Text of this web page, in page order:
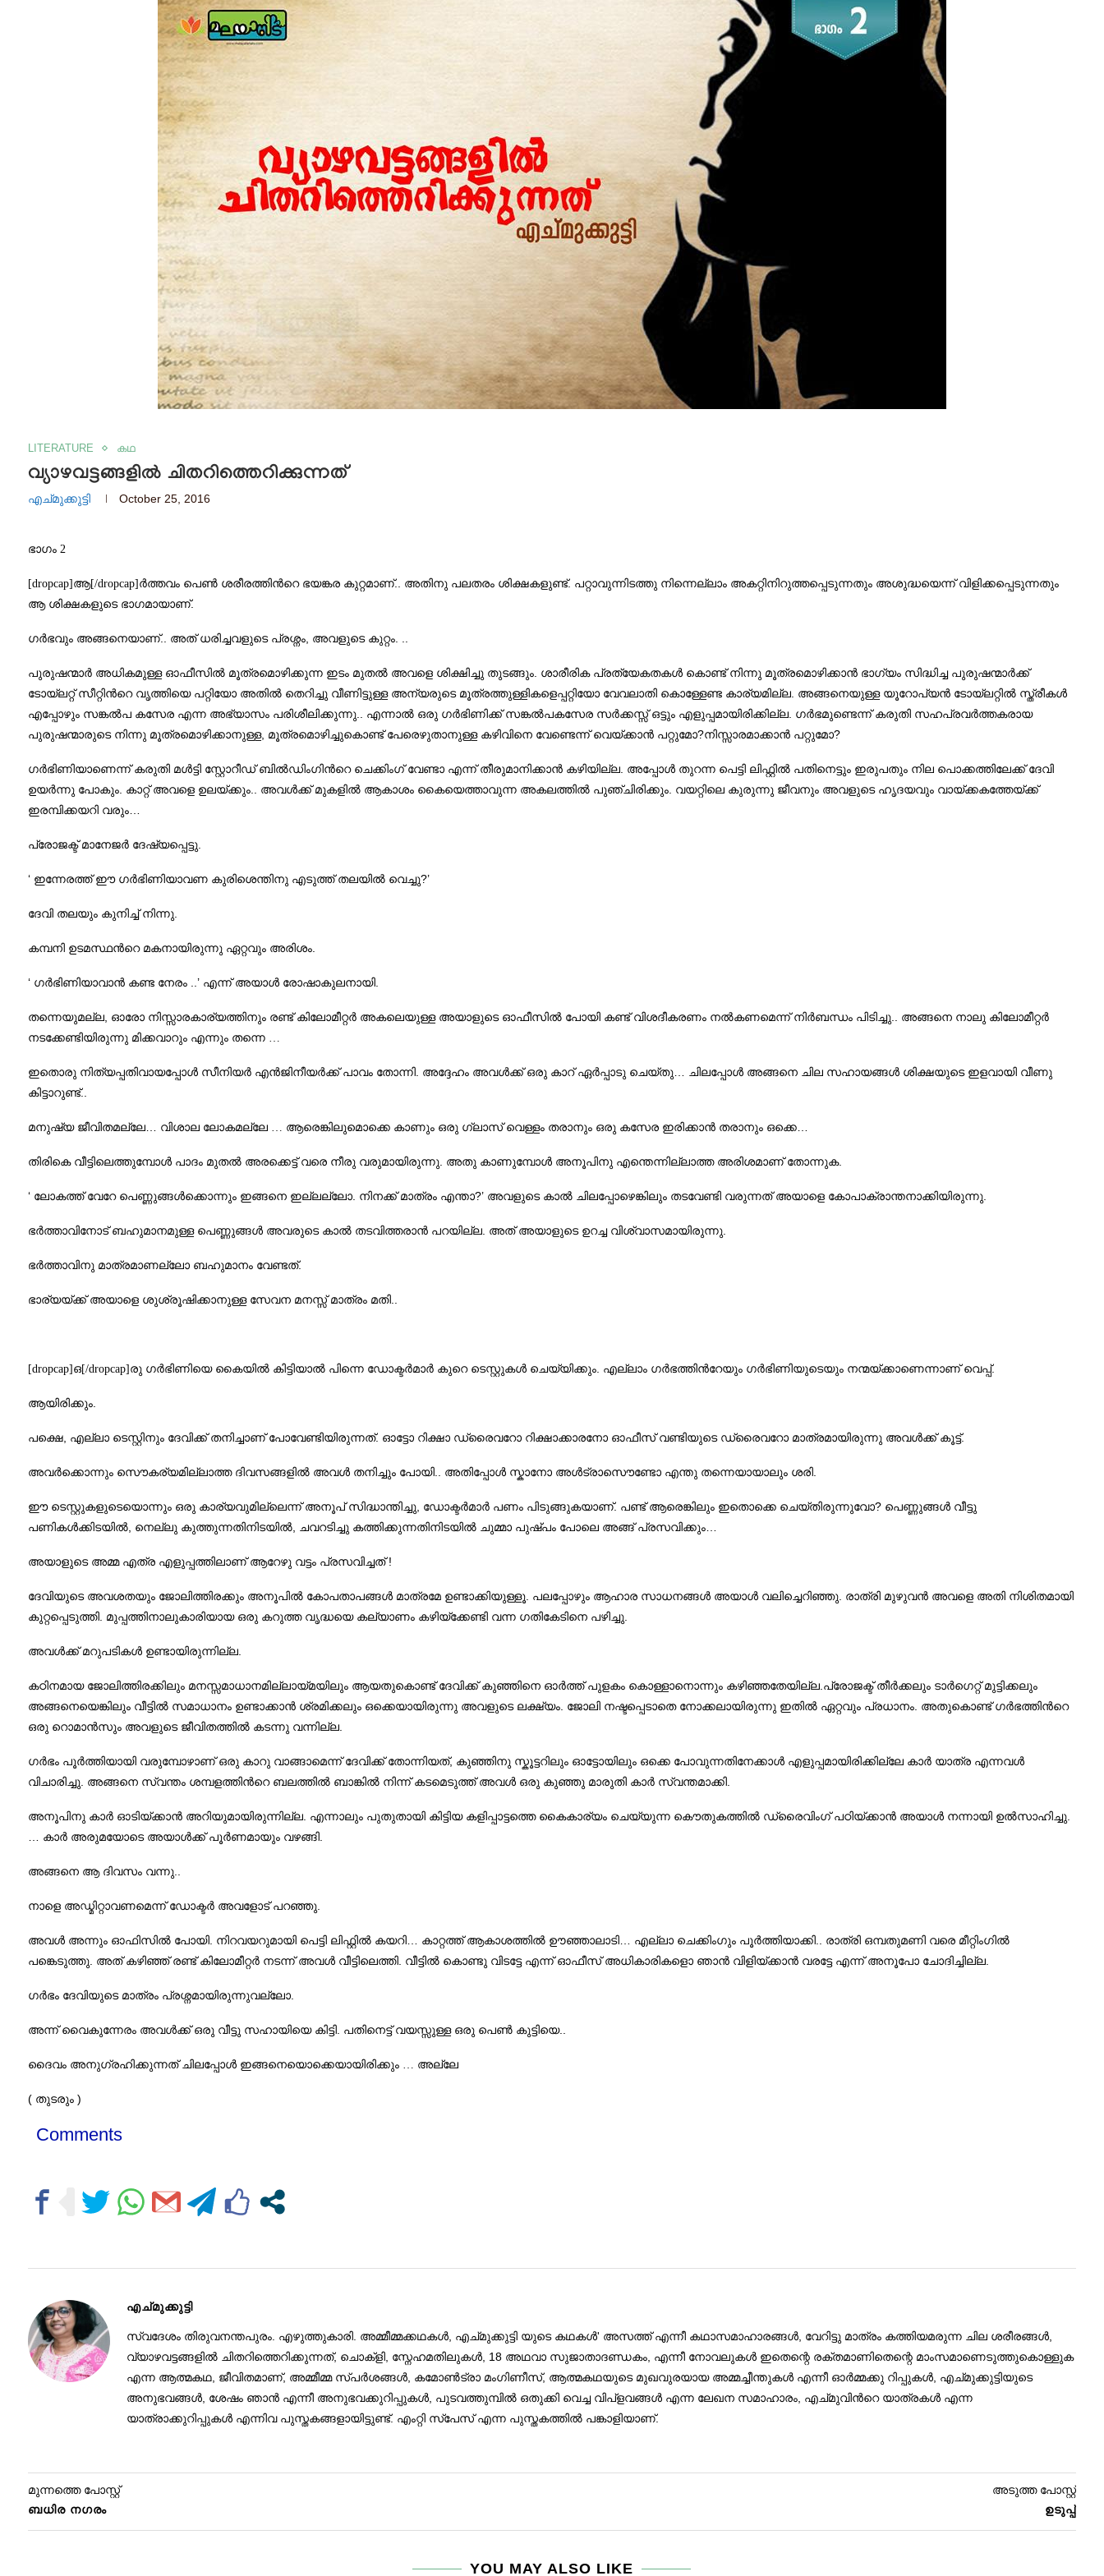
LITERATURE കഥ
വ്യാഴവട്ടങ്ങളില്‍ ചിതറിത്തെറിക്കുന്നത്
എച്മുക്കുട്ടി October 25, 2016
ഭാഗം 2
[dropcap]ആ[/dropcap]ര്‍ത്തവം പെണ്‍ ശരീരത്തിന്‍റെ ഭയങ്കര കുറ്റമാണ്.. അതിനു പലതരം ശിക്ഷകളുണ്ട്. പറ്റാവുന്നിടത്തു നിന്നെല്ലാം അകറ്റിനിറുത്തപ്പെടുന്നതും അശുദ്ധയെന്ന് വിളിക്കപ്പെടുന്നതും
ആ ശിക്ഷകളുടെ ഭാഗമായാണ്.
ഗര്‍ഭവും അങ്ങനെയാണ്.. അത് ധരിച്ചവളുടെ പ്രശ്നം, അവളുടെ കുറ്റം. ..
പുരുഷന്മാര്‍ അധികമുള്ള ഓഫീസില്‍ മൂത്രമൊഴിക്കുന്ന ഇടം മുതല്‍ അവളെ ശിക്ഷിച്ചു തുടങ്ങും. ശാരീരിക പ്രത്യേകതകള്‍ കൊണ്ട് നിന്നു മൂത്രമൊഴിക്കാന്‍ ഭാഗ്യം സിദ്ധിച്ച പുരുഷന്മാര്‍ക്ക്
ടോയ്ലറ്റ് സീറ്റിന്‍റെ വൃത്തിയെ പറ്റിയോ അതില്‍ തെറിച്ചു വീണിട്ടുള്ള അന്യരുടെ മൂത്രത്തുള്ളികളെപ്പറ്റിയോ വേവലാതി കൊള്ളേണ്ട കാര്യമില്ല. അങ്ങനെയുള്ള യൂറോപ്യന്‍ ടോയ്ലറ്റില്‍ സ്ത്രീകള്‍
എപ്പോഴും സങ്കല്‍പ കസേര എന്ന അഭ്യാസം പരിശീലിക്കുന്നു.. എന്നാല്‍ ഒരു ഗര്‍ഭിണിക്ക് സങ്കല്‍പകസേര സര്‍ക്കസ്സ് ഒട്ടും എളുപ്പമായിരിക്കില്ല. ഗര്‍ഭമുണ്ടെന്ന് കരുതി സഹപ്രവര്‍ത്തകരായ
പുരുഷന്മാരുടെ നിന്നു മൂത്രമൊഴിക്കാനുള്ള, മൂത്രമൊഴിച്ചുകൊണ്ട് പേരെഴുതാനുള്ള കഴിവിനെ വേണ്ടെന്ന് വെയ്ക്കാന്‍ പറ്റുമോ?നിസ്സാരമാക്കാന്‍ പറ്റുമോ?
ഗര്‍ഭിണിയാണെന്ന് കരുതി മള്‍ട്ടി സ്റ്റോറീഡ് ബില്‍ഡിംഗിന്‍റെ ചെക്കിംഗ് വേണ്ടാ എന്ന് തീരുമാനിക്കാന്‍ കഴിയില്ല. അപ്പോള്‍ തുറന്ന പെട്ടി ലിഫ്റ്റില്‍ പതിനെട്ടും ഇരുപതും നില പൊക്കത്തിലേക്ക് ദേവി
ഉയര്‍ന്നു പോകും. കാറ്റ് അവളെ ഉലയ്ക്കും.. അവള്‍ക്ക് മുകളില്‍ ആകാശം കൈയെത്താവുന്ന അകലത്തില്‍ പുഞ്ചിരിക്കും. വയറ്റിലെ കുരുന്നു ജീവനും അവളുടെ ഹൃദയവും വായ്ക്കകത്തേയ്ക്ക്
ഇരമ്പിക്കയറി വരും…
പ്രോജക്ട് മാനേജര്‍ ദേഷ്യപ്പെട്ടു.
‘ ഇന്നേരത്ത് ഈ ഗര്‍ഭിണിയാവണ കുരിശെന്തിനു എടുത്ത് തലയില്‍ വെച്ചു?’
ദേവി തലയും കുനിച്ച് നിന്നു.
കമ്പനി ഉടമസ്ഥന്‍റെ മകനായിരുന്നു ഏറ്റവും അരിശം.
‘ ഗര്‍ഭിണിയാവാന്‍ കണ്ട നേരം ..’ എന്ന് അയാള്‍ രോഷാകുലനായി.
തന്നെയുമല്ല, ഓരോ നിസ്സാരകാര്യത്തിനും രണ്ട് കിലോമീറ്റര്‍ അകലെയുള്ള അയാളുടെ ഓഫീസില്‍ പോയി കണ്ട് വിശദീകരണം നല്‍കണമെന്ന് നിര്‍ബന്ധം പിടിച്ചു..
അങ്ങനെ നാലു കിലോമീറ്റര്‍
നടക്കേണ്ടിയിരുന്നു മിക്കവാറും എന്നും തന്നെ …
ഇതൊരു നിത്യപ്പതിവായപ്പോള്‍ സീനിയര്‍ എന്‍ജിനീയര്‍ക്ക് പാവം തോന്നി. അദ്ദേഹം അവള്‍ക്ക് ഒരു കാറ് ഏര്‍പ്പാടു ചെയ്തു…
ചിലപ്പോള്‍ അങ്ങനെ ചില സഹായങ്ങള്‍ ശിക്ഷയുടെ ഇളവായി വീണു
കിട്ടാറുണ്ട്..
മനുഷ്യ ജീവിതമല്ലേ… വിശാല ലോകമല്ലേ … ആരെങ്കിലുമൊക്കെ കാണും ഒരു ഗ്ലാസ് വെള്ളം തരാനും ഒരു കസേര ഇരിക്കാന്‍ തരാനും ഒക്കെ…
തിരികെ വീട്ടിലെത്തുമ്പോള്‍ പാദം മുതല്‍ അരക്കെട്ട് വരെ നീരു വരുമായിരുന്നു. അതു കാണുമ്പോള്‍ അനൂപിനു എന്തെന്നില്ലാത്ത അരിശമാണ് തോന്നുക.
‘ ലോകത്ത് വേറേ പെണ്ണുങ്ങള്‍ക്കൊന്നും ഇങ്ങനെ ഇല്ലല്ലോ. നിനക്ക് മാത്രം എന്താ?’ അവളുടെ കാല്‍ ചിലപ്പോഴെങ്കിലും തടവേണ്ടി വരുന്നത് അയാളെ കോപാക്രാന്തനാക്കിയിരുന്നു.
ഭര്‍ത്താവിനോട് ബഹുമാനമുള്ള പെണ്ണുങ്ങള്‍ അവരുടെ കാല്‍ തടവിത്തരാന്‍ പറയില്ല. അത് അയാളുടെ ഉറച്ച വിശ്വാസമായിരുന്നു.
ഭര്‍ത്താവിനു മാത്രമാണല്ലോ ബഹുമാനം വേണ്ടത്.
ഭാര്യയ്ക്ക് അയാളെ ശുശ്രൂഷിക്കാനുള്ള സേവന മനസ്സ് മാത്രം മതി..
[dropcap]ഒ[/dropcap]രു ഗര്‍ഭിണിയെ കൈയില്‍ കിട്ടിയാല്‍ പിന്നെ ഡോക്ടര്‍മാര്‍ കുറെ ടെസ്റ്റുകള്‍ ചെയ്യിക്കും. എല്ലാം ഗര്‍ഭത്തിന്‍റേയും ഗര്‍ഭിണിയുടെയും നന്മയ്ക്കാണെന്നാണ് വെപ്പ്.
ആയിരിക്കും.
പക്ഷെ, എല്ലാ ടെസ്റ്റിനും ദേവിക്ക് തനിച്ചാണ് പോവേണ്ടിയിരുന്നത്. ഓട്ടോ റിക്ഷാ ഡ്രൈവറോ റിക്ഷാക്കാരനോ ഓഫീസ് വണ്ടിയുടെ ഡ്രൈവറോ മാത്രമായിരുന്നു അവള്‍ക്ക് കൂട്ട്.
അവര്‍ക്കൊന്നും സൌകര്യമില്ലാത്ത ദിവസങ്ങളില്‍ അവള്‍ തനിച്ചും പോയി.. അതിപ്പോള്‍ സ്കാനോ അള്‍ട്രാസൌണ്ടോ എന്തു തന്നെയായാലും ശരി.
ഈ ടെസ്റ്റുകളുടെയൊന്നും ഒരു കാര്യവുമില്ലെന്ന് അനൂപ് സിദ്ധാന്തിച്ചു, ഡോക്ടര്‍മാര്‍ പണം പിടുങ്ങുകയാണ്. പണ്ട് ആരെങ്കിലും ഇതൊക്കെ ചെയ്തിരുന്നുവോ? പെണ്ണുങ്ങള്‍ വീട്ടു
പണികള്‍ക്കിടയില്‍, നെല്ലു കുത്തുന്നതിനിടയില്‍, ചവറടിച്ചു കത്തിക്കുന്നതിനിടയില്‍ ചുമ്മാ പുഷ്പം പോലെ അങ്ങ് പ്രസവിക്കും…
അയാളുടെ അമ്മ എത്ര എളുപ്പത്തിലാണ് ആറേഴു വട്ടം പ്രസവിച്ചത്!
ദേവിയുടെ അവശതയും ജോലിത്തിരക്കും അനൂപില്‍ കോപതാപങ്ങള്‍ മാത്രമേ ഉണ്ടാക്കിയുള്ളൂ. പലപ്പോഴും ആഹാര സാധനങ്ങള്‍ അയാള്‍ വലിച്ചെറിഞ്ഞു. രാത്രി മുഴുവന്‍ അവളെ അതി നിശിതമായി
കുറ്റപ്പെടുത്തി. മുപ്പത്തിനാലുകാരിയായ ഒരു കറുത്ത വൃദ്ധയെ കല്യാണം കഴിയ്ക്കേണ്ടി വന്ന ഗതികേടിനെ പഴിച്ചു.
അവള്‍ക്ക് മറുപടികള്‍ ഉണ്ടായിരുന്നില്ല.
കഠിനമായ ജോലിത്തിരക്കിലും മനസ്സമാധാനമില്ലായ്മയിലും ആയതുകൊണ്ട് ദേവിക്ക് കുഞ്ഞിനെ ഓര്‍ത്ത് പുളകം കൊള്ളാനൊന്നും കഴിഞ്ഞതേയില്ല. പ്രോജക്ട് തീര്‍ക്കലും ടാര്‍ഗെറ്റ് മുട്ടിക്കലും
അങ്ങനെയെങ്കിലും വീട്ടില്‍ സമാധാനം ഉണ്ടാക്കാന്‍ ശ്രമിക്കലും ഒക്കെയായിരുന്നു അവളുടെ ലക്ഷ്യം. ജോലി നഷ്ടപ്പെടാതെ നോക്കലായിരുന്നു ഇതില്‍ ഏറ്റവും പ്രധാനം. അതുകൊണ്ട് ഗര്‍ഭത്തിന്‍റെ
ഒരു റൊമാന്‍സും അവളുടെ ജീവിതത്തില്‍ കടന്നു വന്നില്ല.
ഗര്‍ഭം പൂര്‍ത്തിയായി വരുമ്പോഴാണ് ഒരു കാറു വാങ്ങാമെന്ന് ദേവിക്ക് തോന്നിയത്, കുഞ്ഞിനു സ്കൂട്ടറിലും ഓട്ടോയിലും ഒക്കെ പോവുന്നതിനേക്കാള്‍ എളുപ്പമായിരിക്കില്ലേ കാര്‍ യാത്ര എന്നവള്‍
വിചാരിച്ചു. അങ്ങനെ സ്വന്തം ശമ്പളത്തിന്‍റെ ബലത്തില്‍ ബാങ്കില്‍ നിന്ന് കടമെടുത്ത് അവള്‍ ഒരു കുഞ്ഞു മാരുതി കാര്‍ സ്വന്തമാക്കി.
അനൂപിനു കാര്‍ ഓടിയ്ക്കാന്‍ അറിയുമായിരുന്നില്ല. എന്നാലും പുതുതായി കിട്ടിയ കളിപ്പാട്ടത്തെ കൈകാര്യം ചെയ്യുന്ന കൌതുകത്തില്‍ ഡ്രൈവിംഗ് പഠിയ്ക്കാന്‍ അയാള്‍ നന്നായി ഉല്‍സാഹിച്ചു.
കാര്‍ അരുമയോടെ അയാള്‍ക്ക് പൂര്‍ണമായും വഴങ്ങി.
അങ്ങനെ ആ ദിവസം വന്നു..
നാളെ അഡ്മിറ്റാവണമെന്ന് ഡോക്ടര്‍ അവളോട് പറഞ്ഞു.
അവള്‍ അന്നും ഓഫിസില്‍ പോയി. നിറവയറുമായി പെട്ടി ലിഫ്റ്റില്‍ കയറി… കാറ്റത്ത് ആകാശത്തില്‍ ഊഞ്ഞാലാടി… എല്ലാ ചെക്കിംഗും പൂര്‍ത്തിയാക്കി..
രാത്രി ഒമ്പതുമണി വരെ മീറ്റിംഗില്‍
പങ്കെടുത്തു. അത് കഴിഞ്ഞ് രണ്ട് കിലോമീറ്റര്‍ നടന്ന് അവള്‍ വീട്ടിലെത്തി. വീട്ടില്‍ കൊണ്ടു വിടട്ടേ എന്ന് ഓഫീസ് അധികാരികളൊ ഞാന്‍ വിളിയ്ക്കാന്‍ വരട്ടേ എന്ന് അനൂപോ ചോദിച്ചില്ല.
ഗര്‍ഭം ദേവിയുടെ മാത്രം പ്രശ്നമായിരുന്നുവല്ലോ.
അന്ന് വൈകുന്നേരം അവള്‍ക്ക് ഒരു വീട്ടു സഹായിയെ കിട്ടി. പതിനെട്ട് വയസ്സുള്ള ഒരു പെണ്‍ കുട്ടിയെ..
ദൈവം അനുഗ്രഹിക്കുന്നത് ചിലപ്പോള്‍ ഇങ്ങനെയൊക്കെയായിരിക്കും … അല്ലേ
( തുടരും )
Comments
എച്മുക്കുട്ടി
സ്വദേശം തിരുവനന്തപുരം. എഴുത്തുകാരി. അമ്മീമ്മക്കഥകള്‍, എച്മുക്കുട്ടി യുടെ കഥകൾ' അസത്ത് എന്നീ കഥാസമാഹാരങ്ങൾ, വേറിട്ടു മാത്രം കത്തിയമരുന്ന ചില ശരീരങ്ങള്‍,
വ്യാഴവട്ടങ്ങളില്‍ ചിതറിത്തെറിക്കുന്നത്, ചൊക്ളി, സ്നേഹമതിലുകൾ, 18 അഥവാ സുജാതാദണ്ഡകം, എന്നീ നോവലുകൾ ഇതെന്റെ രക്തമാണിതെന്റെ മാംസമാണെടുത്തുകൊള്ളുക
എന്ന ആത്മകഥ, ജീവിതമാണ്, അമ്മീമ്മ സ്പർശങ്ങൾ, കമോൺട്രാ മംഗിണീസ്, ആത്മകഥയുടെ മുഖവുരയായ അമ്മച്ചീന്തുകൾ എന്നീ ഓർമ്മക്കു റിപ്പുകൾ, എച്മുക്കുട്ടിയുടെ
അനുഭവങ്ങൾ, ശേഷം ഞാൻ എന്നീ അനുഭവക്കുറിപ്പുകൾ, പുടവത്തുമ്പിൽ ഒതുക്കി വെച്ച വിപ്ളവങ്ങൾ എന്ന ലേഖന സമാഹാരം, എച്മുവിൻറെ യാത്രകൾ എന്ന
യാത്രാക്കുറിപ്പുകൾ എന്നിവ പുസ്തകങ്ങളായിട്ടുണ്ട്. എംറ്റി സ്പേസ് എന്ന പുസ്തകത്തിൽ പങ്കാളിയാണ്.
മുന്നത്തെ പോസ്റ്റ്
ബധിര നഗരം
അടുത്ത പോസ്റ്റ്
ഉടുപ്പ്
YOU MAY ALSO LIKE